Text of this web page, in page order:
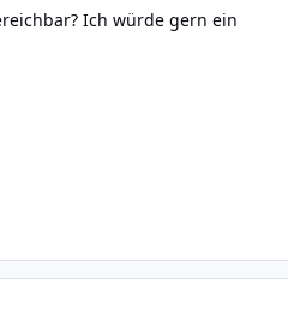
Ich würde gern ein